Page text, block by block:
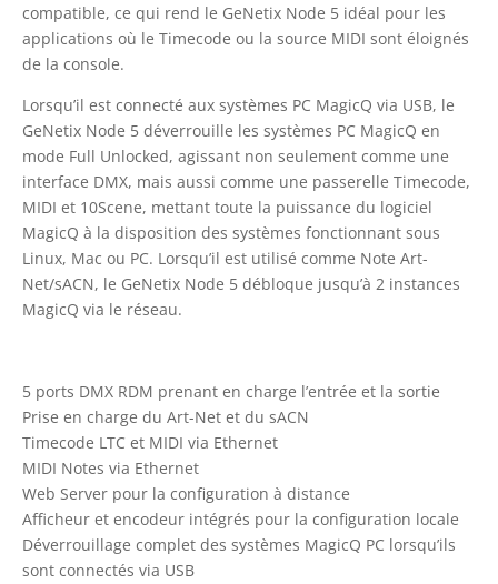
compatible, ce qui rend le GeNetix Node 5 idéal pour les
applications où le Timecode ou la source MIDI sont éloignés
de la console.
Lorsqu’il est connecté aux systèmes PC MagicQ via USB, le
GeNetix Node 5 déverrouille les systèmes PC MagicQ en
mode Full Unlocked, agissant non seulement comme une
interface DMX, mais aussi comme une passerelle Timecode,
MIDI et 10Scene, mettant toute la puissance du logiciel
MagicQ à la disposition des systèmes fonctionnant sous
Linux, Mac ou PC. Lorsqu’il est utilisé comme Note Art-
Net/sACN, le GeNetix Node 5 débloque jusqu’à 2 instances
MagicQ via le réseau.
5 ports DMX RDM prenant en charge l’entrée et la sortie
Prise en charge du Art-Net et du sACN
Timecode LTC et MIDI via Ethernet
MIDI Notes via Ethernet
Web Server pour la configuration à distance
Afficheur et encodeur intégrés pour la configuration locale
Déverrouillage complet des systèmes MagicQ PC lorsqu’ils
sont connectés via USB